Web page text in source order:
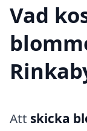
Vad
Att skicka